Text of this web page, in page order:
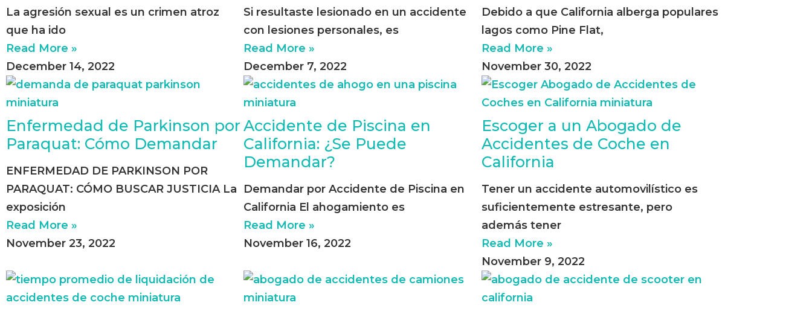
La agresión sexual es un crimen atroz
que ha ido
Read More »
December 14, 2022
Si resultaste lesionado en un accidente
con lesiones personales, es
Read More »
December 7, 2022
Debido a que California alberga populares
lagos como Pine Flat,
Read More »
November 30, 2022
Enfermedad de Parkinson por
Paraquat: Cómo Demandar
ENFERMEDAD DE PARKINSON POR
PARAQUAT: CÓMO BUSCAR JUSTICIA La
exposición
Read More »
November 23, 2022
Accidente de Piscina en
California: ¿Se Puede
Demandar?
Demandar por Accidente de Piscina en
California El ahogamiento es
Read More »
November 16, 2022
Escoger a un Abogado de
Accidentes de Coche en
California
Tener un accidente automovilístico es
suficientemente estresante, pero
además tener
Read More »
November 9, 2022